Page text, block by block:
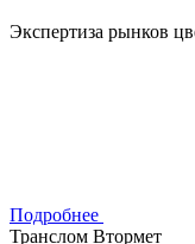
Экспертиза рынков
Подробнее
Транслом Втормет